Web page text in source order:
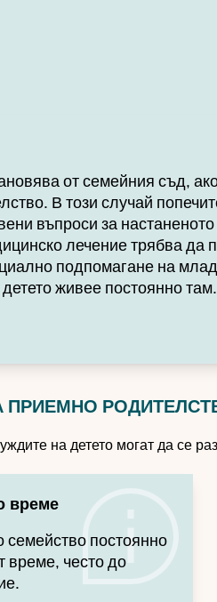
от семейния съд,
В този случай
въпроси за
лечение трябва да
подпомагане на
живее постоянно там.
ПРИЕМНО
на детето могат да се
време
семейство постоянно
време, често до